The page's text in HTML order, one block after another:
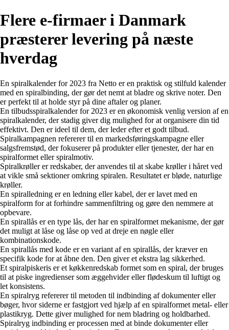
Flere e-firmaer i Danmark
præsterer levering på næste
hverdag
En spiralkalender for 2023 fra Netto er en praktisk og stilfuld kalender
med en spiralbinding, der gør det nemt at bladre og skrive noter. Den
er perfekt til at holde styr på dine aftaler og planer.
En tilbudsspiralkalender for 2023 er en økonomisk venlig version af en
spiralkalender, der stadig giver dig mulighed for at organisere din tid
effektivt. Den er ideel til dem, der leder efter et godt tilbud.
Spiralkampagnen refererer til en markedsføringskampagne eller
salgsfremstød, der fokuserer på produkter eller tjenester, der har en
spiralformet eller spiralmotiv.
Spiralkrøller er redskaber, der anvendes til at skabe krøller i håret ved
at vikle små sektioner omkring spiralen. Resultatet er bløde, naturlige
krøller.
En spiralledning er en ledning eller kabel, der er lavet med en
spiralform for at forhindre sammenfiltring og gøre den nemmere at
opbevare.
En spirallås er en type lås, der har en spiralformet mekanisme, der gør
det muligt at låse og låse op ved at dreje en nøgle eller
kombinationskode.
En spirallås med kode er en variant af en spirallås, der kræver en
specifik kode for at åbne den. Den giver et ekstra lag sikkerhed.
Et spiralpiskeris er et køkkenredskab formet som en spiral, der bruges
til at piske ingredienser som æggehvider eller flødeskum til luftigt og
let konsistens.
En spiralryg refererer til metoden til indbinding af dokumenter eller
bøger, hvor siderne er fastgjort ved hjælp af en spiralformet metal- eller
plastikryg. Dette giver mulighed for nem bladring og holdbarhed.
Spiralryg indbinding er processen med at binde dokumenter eller